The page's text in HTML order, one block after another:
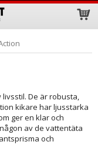
De är robusta,
kikare har ljusstarka
ger en klar och
av de vattentäta
och